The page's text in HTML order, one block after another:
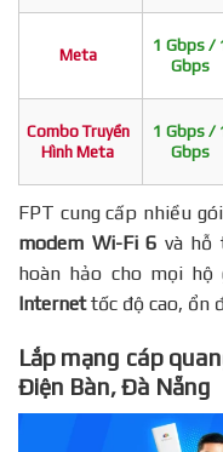
Meta
1 Gbps /
Gbps
Combo Truyền
Hình Meta
1 Gbps /
Gbps
FPT cung cấp nhiều
modem Wi-Fi 6 và hỗ
hoàn hảo cho mọi
Internettốc độ cao, ổn
Lắp mạng cáp
Điện Bàn, Đà Nẵng